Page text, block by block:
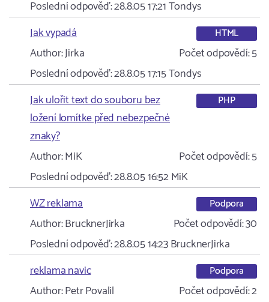
Poslední odpověď:28.8.05 17:21Tondys
Jak vypadá
HTML
Author:Jirka Počet odpovědí:5
Poslední odpověď:28.8.05 17:15Tondys
Jak ulořit text do souboru bez
ložení lomítke před nebezpečné
znaky?
PHP
Author:MiK Počet odpovědí:5
Poslední odpověď:28.8.05 16:52MiK
WZ reklama
Podpora
Author:BrucknerJirka Počet odpovědí:30
Poslední odpověď:28.8.05 14:23BrucknerJirka
reklama navic
Podpora
Author:Petr Povalil Počet odpovědí:2